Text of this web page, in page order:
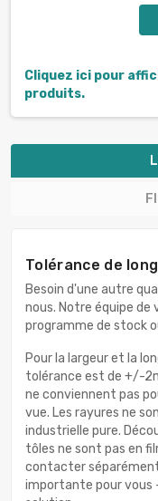
Cliquez ici pour
produits.
Tolérance de
Besoin d'une autre
nous. Notre équipe
programme de stock
Pour la largeur et la
tolérance est de +/-
ne conviennent pas
vue. Les rayures ne
industrielle pure.
tôles ne sont pas en
contacter
importante pour vous